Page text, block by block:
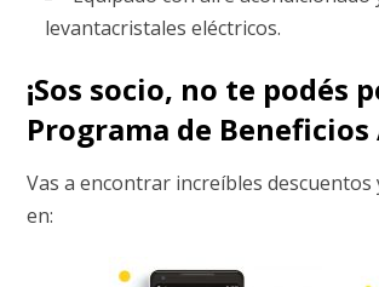
levantacristales eléctricos.
¡Sos socio, no te podés
Programa de Beneficios
Vas a encontrar increíbles
en: